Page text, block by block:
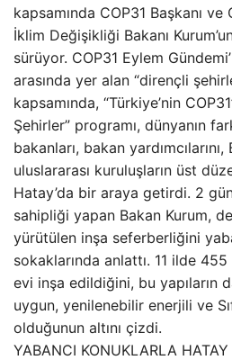
kapsamında COP31 Başkanı
İklim Değişikliği Bakanı
sürüyor. COP31 Eylem
arasında yer alan “dirençli
kapsamında, “Türkiye’nin
Şehirler” programı, dünyanın
bakanları, bakan
uluslararası kuruluşların üst
Hatay’da bir araya getirdi. 2
sahipliği yapan Bakan Kurum,
yürütülen inşa seferberliğini
sokaklarında anlattı. 11 ilde
evi inşa edildiğini, bu yapıların
uygun, yenilenebilir enerjili ve
olduğunun altını çizdi.
YABANCI KONUKLARLA